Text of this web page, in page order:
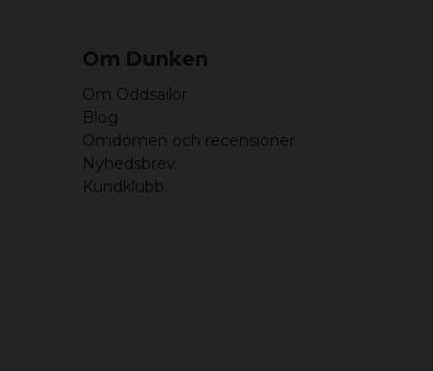
Om Dunken
Om Oddsailor
Blog
Omdömen och recensioner
Nyhedsbrev
Kundklubb.